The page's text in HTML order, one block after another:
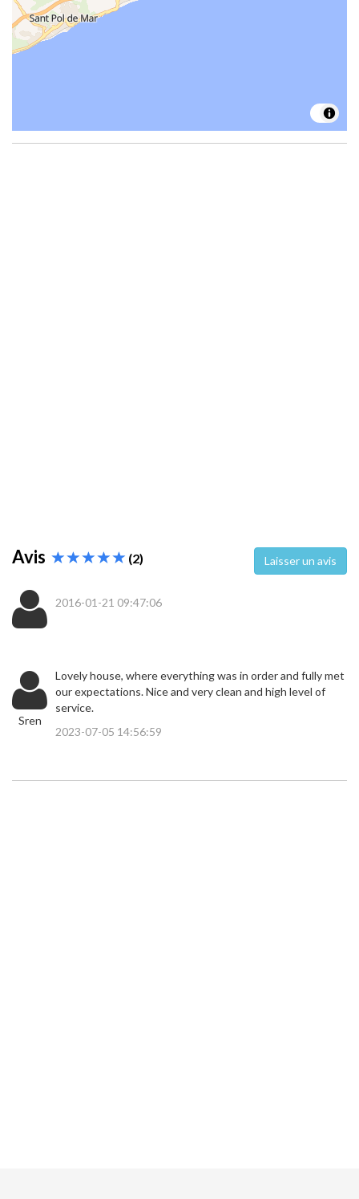
Avis (2) Laisser un avis
2016-01-21 09:47:06
Sren
Lovely house, where everything was in order and fully met
our expectations. Nice and very clean and high level of
service.
2023-07-05 14:56:59